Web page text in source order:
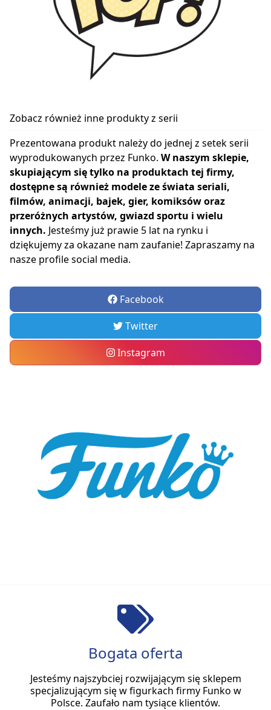
Zobacz również inne produkty z serii
Prezentowana produkt należy do jednej z setek serii
wyprodukowanych przez Funko. W naszym sklepie,
skupiającym się tylko na produktach tej firmy,
dostępne są również modele ze świata seriali,
filmów, animacji, bajek, gier, komiksów oraz
przeróżnych artystów, gwiazd sportu i wielu
innych. Jesteśmy już prawie 5 lat na rynku i
dziękujemy za okazane nam zaufanie! Zapraszamy na
nasze profile social media.
Facebook
Twitter
Instagram
Bogata oferta
Jesteśmy najszybciej rozwijającym się sklepem
specjalizującym się w figurkach firmy Funko w
Polsce. Zaufało nam tysiące klientów.